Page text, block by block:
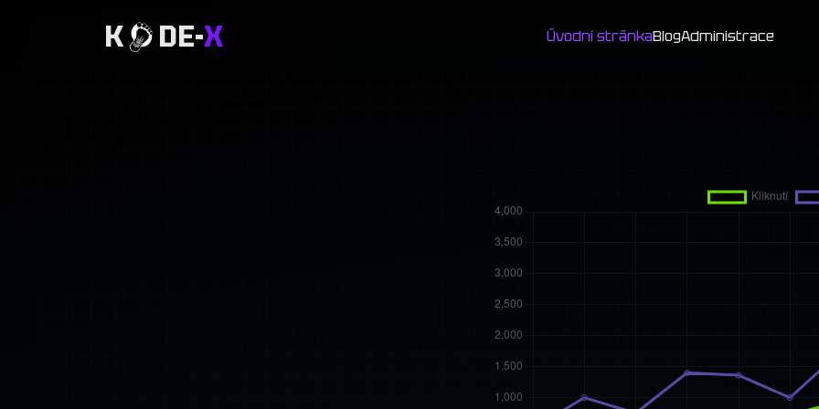
K DE-X Úvodní stránkaBlogAdministrace